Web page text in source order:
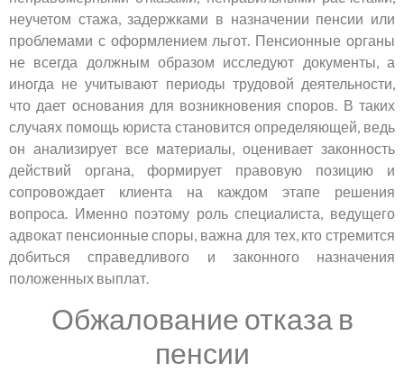
неучетом стажа, задержками в назначении пенсии или
проблемами с оформлением льгот. Пенсионные органы
не всегда должным образом исследуют документы, а
иногда не учитывают периоды трудовой деятельности,
что дает основания для возникновения споров. В таких
случаях помощь юриста становится определяющей, ведь
он анализирует все материалы, оценивает законность
действий органа, формирует правовую позицию и
сопровождает клиента на каждом этапе решения
вопроса. Именно поэтому роль специалиста, ведущего
адвокат пенсионные споры, важна для тех, кто стремится
добиться справедливого и законного назначения
положенных выплат.
Обжалование отказа в
пенсии